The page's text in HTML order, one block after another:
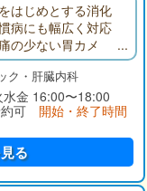
はじめとする消化
病にも幅広く対応
の少ない胃カメ
て検査をうけてい
康診断にも対応
リカバリールーム
る空間にも配慮し
ク・肝臓内科
金 16:00〜18:00
可 開始・終了時間
る